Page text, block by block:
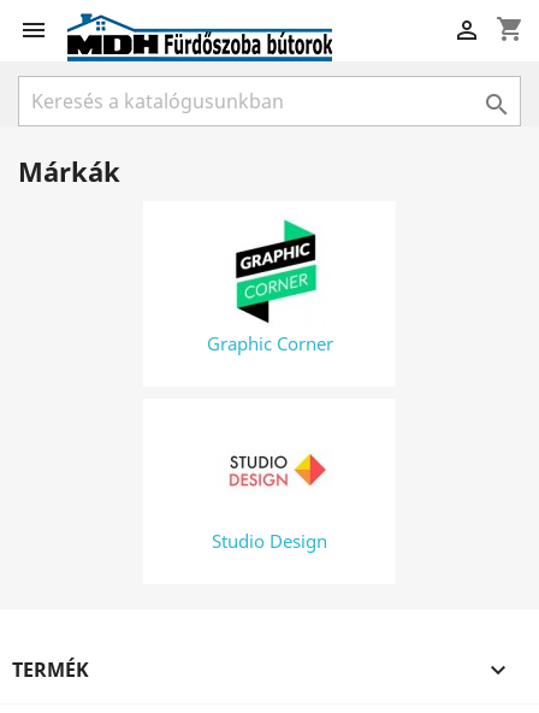
 shopping_cart


Márkák
Graphic Corner
Studio Design
TERMÉK 